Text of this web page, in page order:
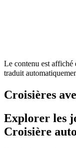
Le contenu est affiché
traduit
Croisières
Explorer les
Croisière